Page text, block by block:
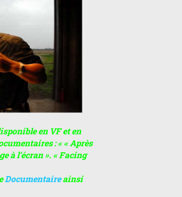
en VF et en
: « « Après
à l’écran ». « Facing
Documentaireainsi